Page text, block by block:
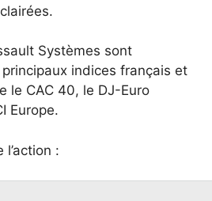
Systèmes sont
indices français et
le CAC 40, le DJ-Euro
Europe.
l’action :